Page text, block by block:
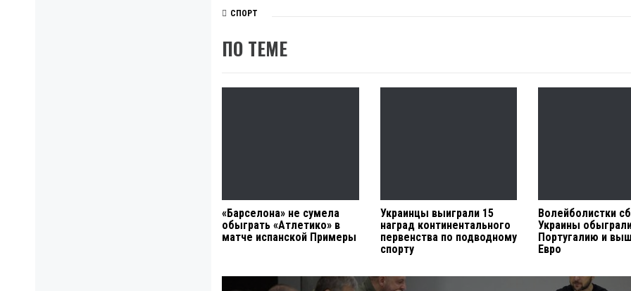
СПОРТ
ПО ТЕМЕ
«Барселона» не сумела
обыграть «Атлетико» в
матче испанской Примеры
Украинцы выиграли 15
наград континентального
первенства по подводному
спорту
Волейболистки
Украины
Португалию и
Евро
Навигация